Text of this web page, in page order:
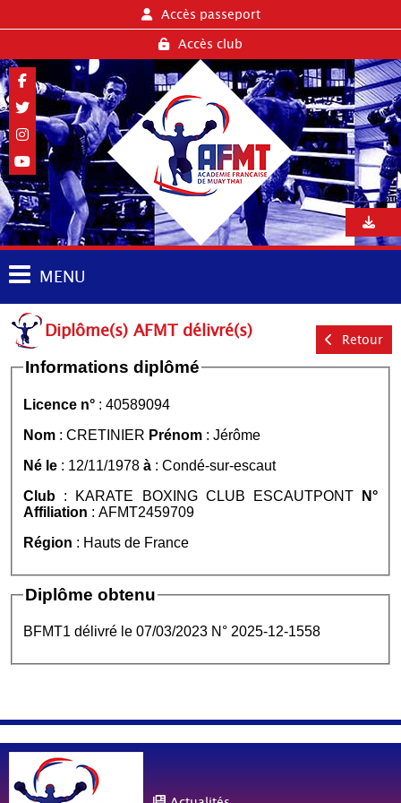
Accès passeport
Accès club
MENU
Diplôme(s) AFMT délivré(s) Retour
Informations diplômé
Licence n° : 40589094
Nom : CRETINIER Prénom : Jérôme
Né le : 12/11/1978 à : Condé-sur-escaut
Club : KARATE BOXING CLUB ESCAUTPONT
N°
Affiliation : AFMT2459709
Région : Hauts de France
Diplôme obtenu
BFMT1 délivré le 07/03/2023 N° 2025-12-1558